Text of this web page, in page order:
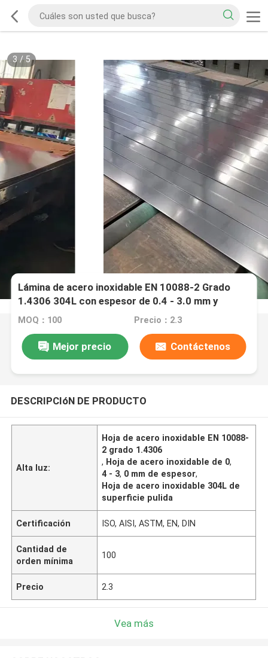
3/5
Lámina de acero inoxidable EN 10088-2 Grado
1.4306 304L con espesor de 0.4 - 3.0 mm y
superficie pulida
MOQ：100 Precio：2.3
Mejor precio Contáctenos
DESCRIPCIóN DE PRODUCTO
Alta luz:
Hoja de acero inoxidable EN 10088-
2 grado 1.4306
, Hoja de acero inoxidable de 0,
4 - 3, 0 mm de espesor,
Hoja de acero inoxidable 304L de
superficie pulida
Certificación ISO, AISI, ASTM, EN, DIN
Cantidad de
orden mínima
100
Precio 2.3
Vea más